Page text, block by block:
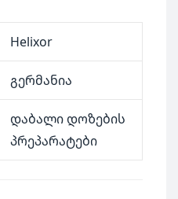
Helixor
გერმანია
დაბალი დოზების
პრეპარატები